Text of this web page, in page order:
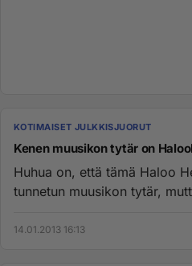
KOTIMAISET JULKKISJUORUT
Kenen muusikon tytär on
Huhua on, että tämä Haloo
tunnetun muusikon tytär,
14.01.2013 16:13